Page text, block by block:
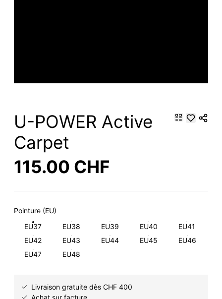
U-POWER Active
Carpet
115.00 CHF
Pointure (EU)
EU37
EU38 EU39 EU40
EU41
EU42
EU43 EU44 EU45
EU46
EU47
EU48
Livraison gratuite dès CHF 400
Achat sur facture